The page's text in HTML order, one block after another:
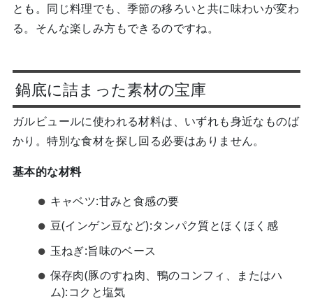
とも。同じ料理でも、季節の移ろいと共に味わいが変わ
る。そんな楽しみ方もできるのですね。
鍋底に詰まった素材の宝庫
ガルビュールに使われる材料は、いずれも身近なものば
かり。特別な食材を探し回る必要はありません。
基本的な材料
キャベツ:甘みと食感の要
豆(インゲン豆など):タンパク質とほくほく感
玉ねぎ:旨味のベース
保存肉(豚のすね肉、鴨のコンフィ、またはハ
ム):コクと塩気